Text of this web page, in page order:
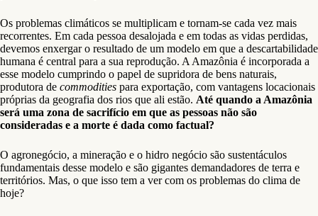
Os problemas climáticos se multiplicam e tornam-se cada vez mais
recorrentes. Em cada pessoa desalojada e em todas as vidas perdidas,
devemos enxergar o resultado de um modelo em que a descartabilidade
humana é central para a sua reprodução. A Amazônia é incorporada a
esse modelo cumprindo o papel de supridora de bens naturais,
produtora de commodities para exportação, com vantagens locacionais
próprias da geografia dos rios que ali estão. Até quando a Amazônia
será uma zona de sacrifício em que as pessoas não são
consideradas e a morte é dada como factual?
O agronegócio, a mineração e o hidro negócio são sustentáculos
fundamentais desse modelo e são gigantes demandadores de terra e
territórios. Mas, o que isso tem a ver com os problemas do clima de
hoje?